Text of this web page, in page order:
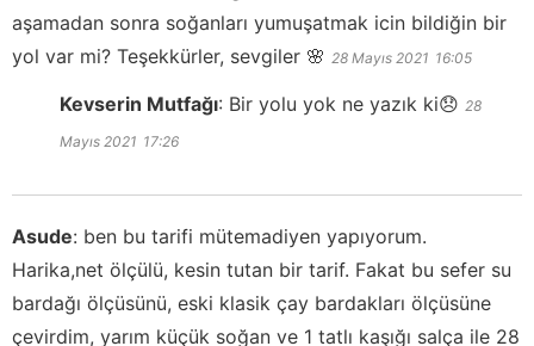
aşamadan sonra soğanları yumuşatmak icin bildiğin bir
yol var mi? Teşekkürler, sevgiler 🌸 28 Mayıs 2021 16:05
Kevserin Mutfağı: Bir yolu yok ne yazık ki😞 28
Mayıs 2021 17:26
Asude: ben bu tarifi mütemadiyen yapıyorum.
Harika,net ölçülü, kesin tutan bir tarif. Fakat bu sefer su
bardağı ölçüsünü, eski klasik çay bardakları ölçüsüne
çevirdim, yarım küçük soğan ve 1 tatlı kaşığı salça ile 28